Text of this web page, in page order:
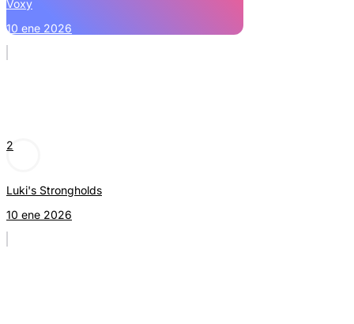
Voxy
10 ene 2026
2
Luki's Strongholds
10 ene 2026